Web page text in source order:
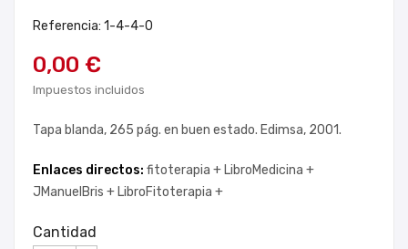
Referencia: 1-4-4-0
0,00 €
Impuestos incluidos
Tapa blanda, 265 pág. en buen estado. Edimsa, 2001.
Enlaces directos: fitoterapia + LibroMedicina +
JManuelBris + LibroFitoterapia +
Cantidad